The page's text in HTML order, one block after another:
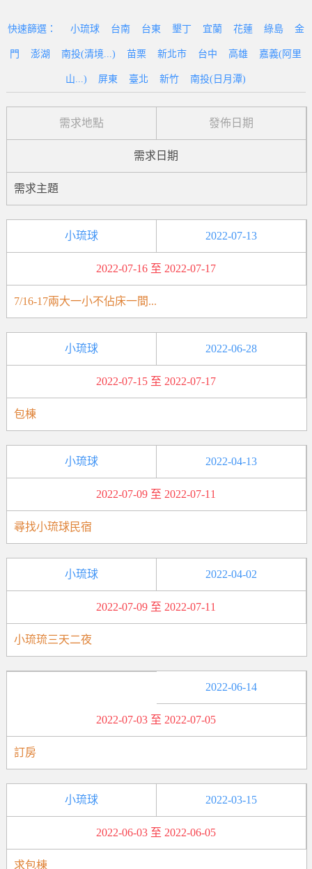
快速篩選： 小琉球 台南 台東 墾丁 宜蘭 花蓮 綠島 金
門 澎湖 南投(清境...) 苗栗 新北市 台中 高雄 嘉義(阿里
山...) 屏東 臺北 新竹 南投(日月潭)
需求地點 發佈日期
需求日期
需求主題
小琉球 2022-07-13
2022-07-16 至 2022-07-17
7/16-17兩大一小不佔床一間...
小琉球 2022-06-28
2022-07-15 至 2022-07-17
包棟
小琉球 2022-04-13
2022-07-09 至 2022-07-11
尋找小琉球民宿
小琉球 2022-04-02
2022-07-09 至 2022-07-11
小琉琉三天二夜
2022-06-14
2022-07-03 至 2022-07-05
訂房
小琉球 2022-03-15
2022-06-03 至 2022-06-05
求包棟